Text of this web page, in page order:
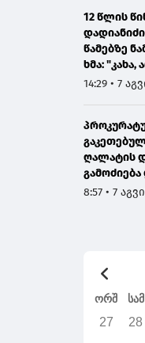
12 წლის
წამებზე
ხმა: "კახა,
ვიდეოს
14:29 • 7
ღალატის
8:57 • 7
ორშ სამ
27 28